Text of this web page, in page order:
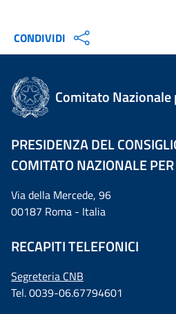
CONDIVIDI
Comitato Nazionale
PRESIDENZA DEL
COMITATO NAZIONALE
Via della Mercede, 96
00187 Roma - Italia
RECAPITI TELEFONICI
Segreteria CNB
Tel. 0039-06.67794601